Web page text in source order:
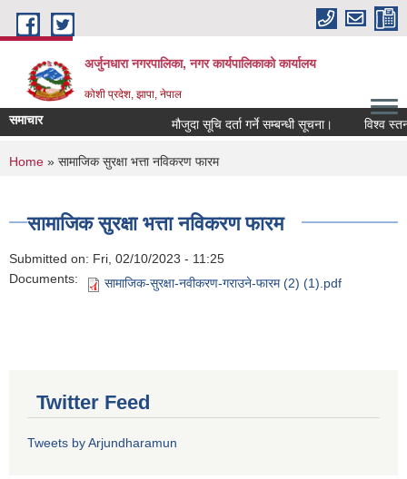
Skip to main content
अर्जुनधारा नगरपालिका, नगर कार्यपालिकाको कार्यालय
कोशी प्रदेश, झापा, नेपाल
समाचार मौजुदा सूचि दर्ता गर्ने सम्बन्धी सूचना। विश्व
You are here
Home » सामाजिक सुरक्षा भत्ता नविकरण फारम
सामाजिक सुरक्षा भत्ता नविकरण फारम
Submitted on: Fri, 02/10/2023 - 11:25
Documents:
सामाजिक-सुरक्षा-नवीकरण-गराउने-फारम (2) (1).pdf
Twitter Feed
Tweets by Arjundharamun